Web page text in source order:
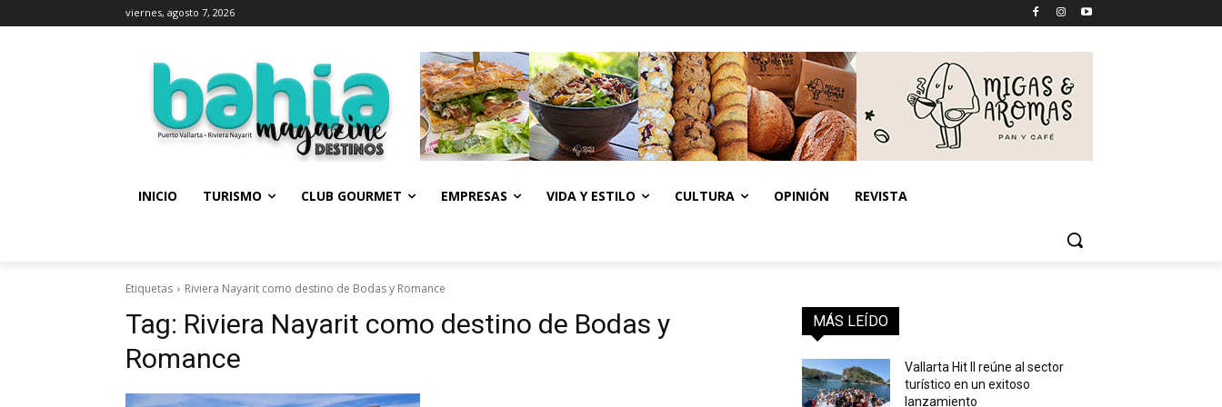
viernes, agosto 7, 2026
INICIO TURISMO CLUB GOURMET EMPRESAS VIDA Y ESTILO CULTURA OPINIÓN REVISTA
Etiquetas Riviera Nayarit como destino de Bodas y Romance
Tag: Riviera Nayarit como destino de Bodas y
Romance
MÁS LEÍDO
Vallarta Hit II reúne al sector
turístico en un exitoso
lanzamiento